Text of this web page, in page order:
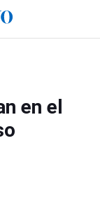
en el